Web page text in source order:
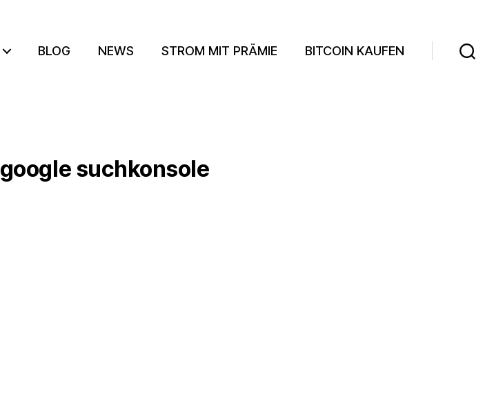
BLOG NEWS STROM MIT PRÄMIE BITCOIN KAUFEN
google suchkonsole